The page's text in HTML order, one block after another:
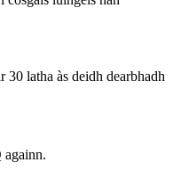
latha às deidh dearbhadh
againn.